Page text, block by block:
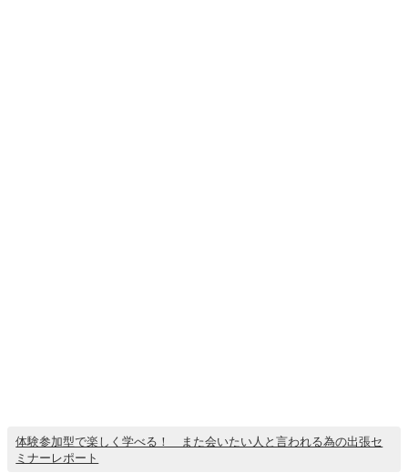
体験参加型で楽しく学べる！ また会いたい人と言われる為の出張セ
ミナーレポート